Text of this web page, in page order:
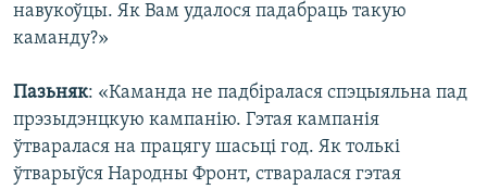
навукоўцы. Як Вам удалося падабраць такую
каманду?»
Пазьняк: «Каманда не падбіралася спэцыяльна пад
прэзыдэнцкую кампанію. Гэтая кампанія
ўтваралася на працягу шасьці год. Як толькі
ўтварыўся Народны Фронт, стваралася гэтая